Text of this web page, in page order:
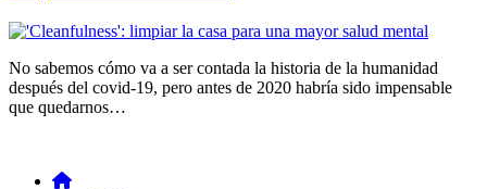
No sabemos cómo va a ser contada la historia de la humanidad
después del covid-19, pero antes de 2020 habría sido impensable
que quedarnos…